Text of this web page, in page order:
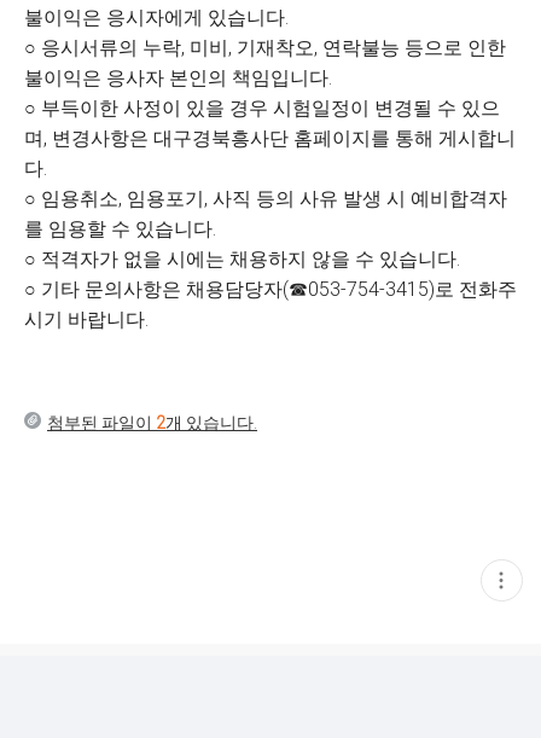
불이익은 응시자에게 있습니다.
○ 응시서류의 누락, 미비, 기재착오, 연락불능 등으로 인한
불이익은 응사자 본인의 책임입니다.
○ 부득이한 사정이 있을 경우 시험일정이 변경될 수 있으
며, 변경사항은 대구경북흥사단 홈페이지를 통해 게시합니
다.
○ 임용취소, 임용포기, 사직 등의 사유 발생 시 예비합격자
를 임용할 수 있습니다.
○ 적격자가 없을 시에는 채용하지 않을 수 있습니다.
○ 기타 문의사항은 채용담당자(☎053-754-3415)로 전화주
시기 바랍니다.
첨부된 파일이 2개 있습니다.
현
재